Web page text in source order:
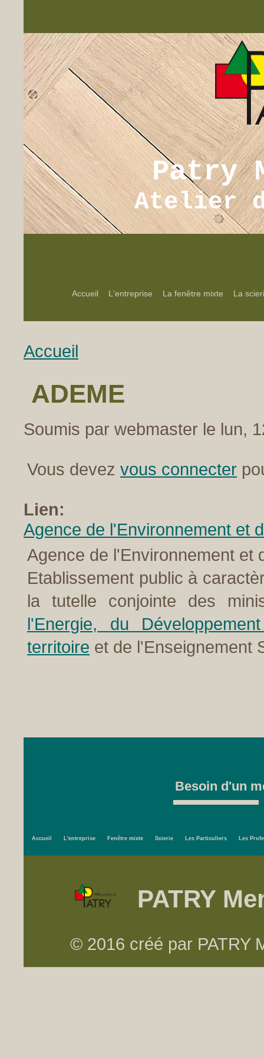
Patry
Atelier
Accueil L'entreprise La fenêtre mixte La
Accueil
ADEME
Soumis par webmaster le lun,
Vous devez vous connecter
Lien:
Agence de l'Environnement et
Agence de l'Environnement et
Etablissement public à
la tutelle conjointe des
l'Energie, du
territoire et de l'Enseignement
Besoin d'un
Accueil L'entreprise Fenêtre mixte Scierie Les Particuliers Les
PATRY
© 2016 créé par PATRY